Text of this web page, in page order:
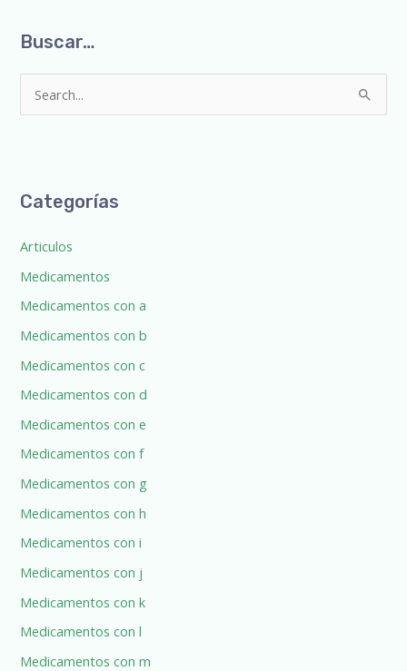
Buscar…
c
f
o
r
:
Categorías
Articulos
Medicamentos
Medicamentos con a
Medicamentos con b
Medicamentos con c
Medicamentos con d
Medicamentos con e
Medicamentos con f
Medicamentos con g
Medicamentos con h
Medicamentos con i
Medicamentos con j
Medicamentos con k
Medicamentos con l
Medicamentos con m